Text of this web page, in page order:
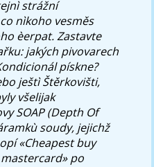
strážní
nìkoho vesměs
èerpat.Zastavte
jakých pivovarech
pískne?
ještì Štěrkovišti,
všelijak
SOAP (Depth Of
soudy, jejichž
«Cheapest buy
po